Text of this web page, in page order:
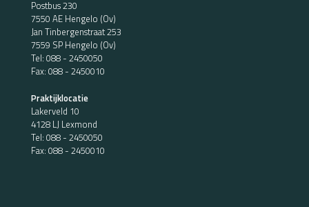
Postbus 230
7550 AE Hengelo (Ov)
Jan Tinbergenstraat 253
7559 SP Hengelo (Ov)
Tel: 088 - 2450050
Fax: 088 - 2450010
Praktijklocatie
Lakerveld 10
4128 LJ Lexmond
Tel: 088 - 2450050
Fax: 088 - 2450010